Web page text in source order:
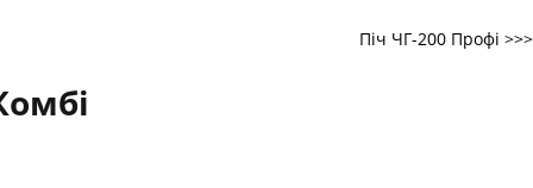
Піч ЧГ-200 Профі >>>